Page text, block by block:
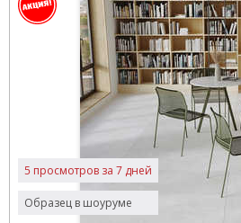
Образец в шоуруме
5 просмотров за 7 дней